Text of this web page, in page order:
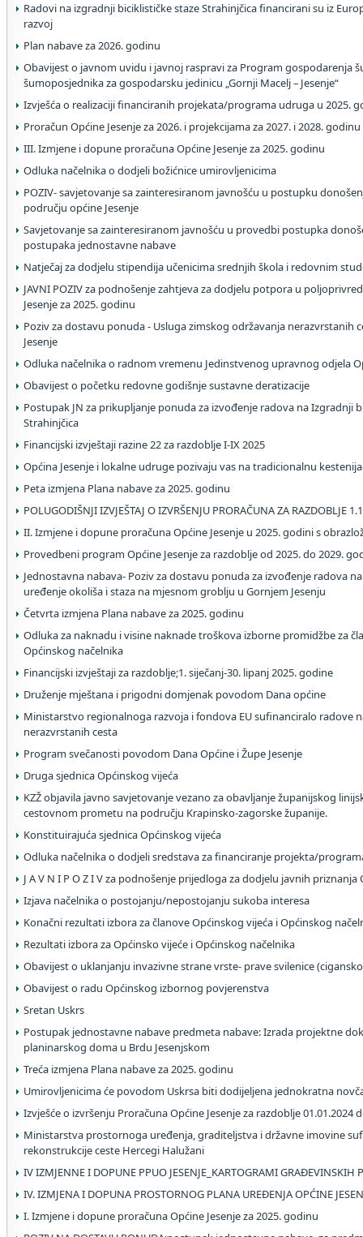
Radovi na izgradnji biciklističke staze Strahinjčica financirani su iz
razvoj
Plan nabave za 2026. godinu
Obavijest o javnom uvidu i javnoj raspravi za Program gospodarenja
šumoposjednika za gospodarsku jedinicu „Gornji Macelj – Jesenje“
Izvješća o realizaciji financiranih projekata/programa udruga u 2025.
Proračun Općine Jesenje za 2026. i projekcijama za 2027. i 2028. godinu
III. Izmjene i dopune proračuna Općine Jesenje za 2025. godinu
Odluka načelnika o dodjeli božićnice umirovljenicima
POZIV- savjetovanje sa zainteresiranom javnošću u postupku
području općine Jesenje
Savjetovanje sa zainteresiranom javnošću u provedbi postupka
postupaka jednostavne nabave
Natječaj za dodjelu stipendija učenicima srednjih škola i redovnim
JAVNI POZIV za podnošenje zahtjeva za dodjelu potpora u
Jesenje za 2025. godinu
Poziv za dostavu ponuda - Usluga zimskog održavanja nerazvrstanih
Jesenje
Odluka načelnika o radnom vremenu Jedinstvenog upravnog odjela
Obavijest o početku redovne godišnje sustavne deratizacije
Postupak JN za prikupljanje ponuda za izvođenje radova na Izgradnji
Strahinjčica
Financijski izvještaji razine 22 za razdoblje I-IX 2025
Općina Jesenje i lokalne udruge pozivaju vas na tradicionalnu
Peta izmjena Plana nabave za 2025. godinu
POLUGODIŠNJI IZVJEŠTAJ O IZVRŠENJU PRORAČUNA ZA RAZDOBLJE
II. Izmjene i dopune proračuna Općine Jesenje u 2025. godini s
Provedbeni program Općine Jesenje za razdoblje od 2025. do 2029.
Jednostavna nabava- Poziv za dostavu ponuda za izvođenje radova
uređenje okoliša i staza na mjesnom groblju u Gornjem Jesenju
Četvrta izmjena Plana nabave za 2025. godinu
Odluka za naknadu i visine naknade troškova izborne promidžbe za
Općinskog načelnika
Financijski izvještaji za razdoblje;1. siječanj-30. lipanj 2025. godine
Druženje mještana i prigodni domjenak povodom Dana općine
Ministarstvo regionalnoga razvoja i fondova EU sufinanciralo radove
nerazvrstanih cesta
Program svečanosti povodom Dana Općine i Župe Jesenje
Druga sjednica Općinskog vijeća
KZŽ objavila javno savjetovanje vezano za obavljanje županijskog
cestovnom prometu na području Krapinsko-zagorske županije.
Konstituirajuća sjednica Općinskog vijeća
Odluka načelnika o dodjeli sredstava za financiranje projekta/
J A V N I P O Z I V za podnošenje prijedloga za dodjelu javnih priznanja
Izjava načelnika o postojanju/nepostojanju sukoba interesa
Konačni rezultati izbora za članove Općinskog vijeća i Općinskog
Rezultati izbora za Općinsko vijeće i Općinskog načelnika
Obavijest o uklanjanju invazivne strane vrste- prave svilenice
Obavijest o radu Općinskog izbornog povjerenstva
Sretan Uskrs
Postupak jednostavne nabave predmeta nabave: Izrada projektne
planinarskog doma u Brdu Jesenjskom
Treća izmjena Plana nabave za 2025. godinu
Umirovljenicima će povodom Uskrsa biti dodijeljena jednokratna
Izvješće o izvršenju Proračuna Općine Jesenje za razdoblje 01.01.2024
Ministarstva prostornoga uređenja, graditeljstva i državne imovine
rekonstrukcije ceste Hercegi Halužani
IV IZMJENNE I DOPUNE PPUO JESENJE_KARTOGRAMI GRAĐEVINSKIH
IV. IZMJENA I DOPUNA PROSTORNOG PLANA UREĐENJA OPĆINE
I. Izmjene i dopune proračuna Općine Jesenje za 2025. godinu